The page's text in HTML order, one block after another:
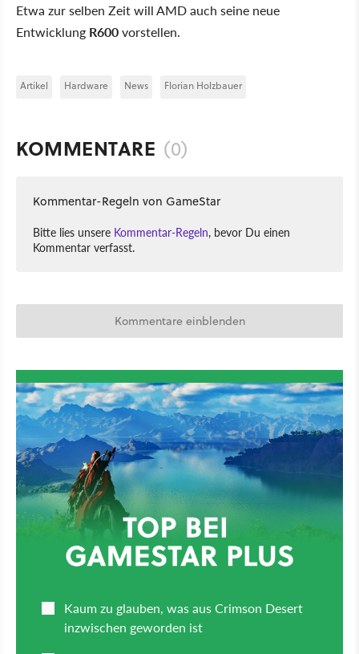
Etwa zur selben Zeit will AMD auch seine neue
Entwicklung R600vorstellen.
Artikel Hardware News Florian Holzbauer
KOMMENTARE (0)
Kommentar-Regeln von GameStar
Bitte lies unsere Kommentar-Regeln, bevor Du einen
Kommentar verfasst.
Kommentare einblenden